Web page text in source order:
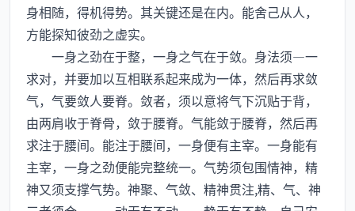
身相随，得机得势。其关键还是在内。能舍己从人，
方能探知彼劲之虚实。
一身之劲在于整，一身之气在于敛。身法须—一
求对，并要加以互相联系起来成为一体，然后再求敛
气，气要敛人要脊。敛者，须以意将气下沉贴于背，
由两肩收于脊骨，敛于腰脊。气能敛于腰脊，然后再
求注于腰间。能注于腰间，一身便有主宰。一身能有
主宰，一身之劲便能完整统一。气势须包围情神，精
神又须支撑气势。神聚、气敛、精神贯注,精、气、神